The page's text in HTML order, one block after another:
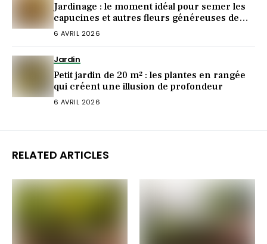
Jardinage : le moment idéal pour semer les
capucines et autres fleurs généreuses de
l’été
6 AVRIL 2026
Jardin
Petit jardin de 20 m² : les plantes en rangée
qui créent une illusion de profondeur
6 AVRIL 2026
RELATED ARTICLES